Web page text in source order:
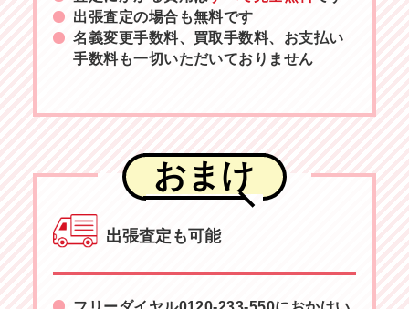
出張査定の場合も無料です
名義変更手数料、買取手数料、お支払い
手数料も一切いただいておりません
おまけ
出張査定も可能